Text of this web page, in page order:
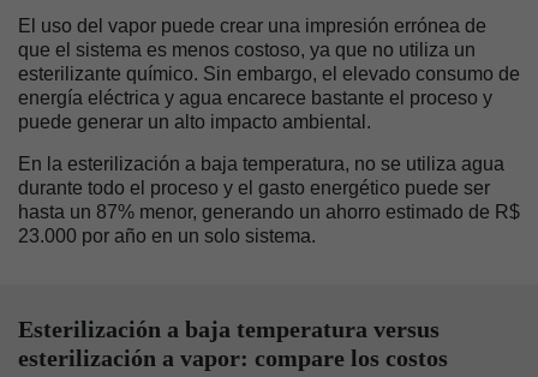
El uso del vapor puede crear una impresión errónea de
que el sistema es menos costoso, ya que no utiliza un
esterilizante químico. Sin embargo, el elevado consumo de
energía eléctrica y agua encarece bastante el proceso y
puede generar un alto impacto ambiental.
En la esterilización a baja temperatura, no se utiliza agua
durante todo el proceso y el gasto energético puede ser
hasta un 87% menor, generando un ahorro estimado de R$
23.000 por año en un solo sistema.
Esterilización a baja temperatura versus
esterilización a vapor: compare los costos